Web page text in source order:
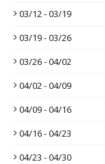
03/12 - 03/19
03/19 - 03/26
03/26 - 04/02
04/02 - 04/09
04/09 - 04/16
04/16 - 04/23
04/23 - 04/30